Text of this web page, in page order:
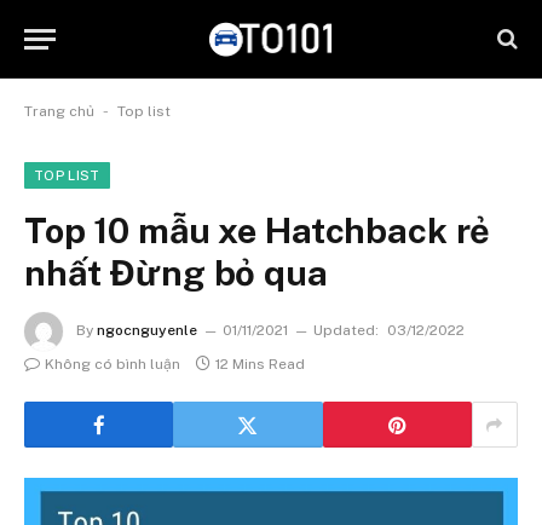
Trang chủ - Top list
TOP LIST
Top 10 mẫu xe Hatchback rẻ
nhất Đừng bỏ qua
By ngocnguyenle 01/11/2021 Updated:
03/12/2022
Không có bình luận
12 Mins Read